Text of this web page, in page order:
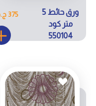
ورق حائط 5
متر كود
550104
375 ج.م